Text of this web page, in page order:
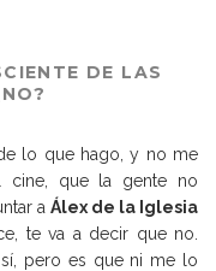
DE LAS
lo que hago, y no me
cine, que la gente no
a Álex de la Iglesia
te va a decir que no.
sí, pero es que ni me lo